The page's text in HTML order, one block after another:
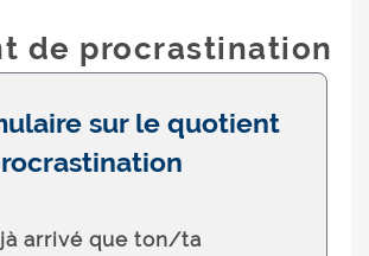
de procrastination
sur le quotient
arrivé que ton/ta